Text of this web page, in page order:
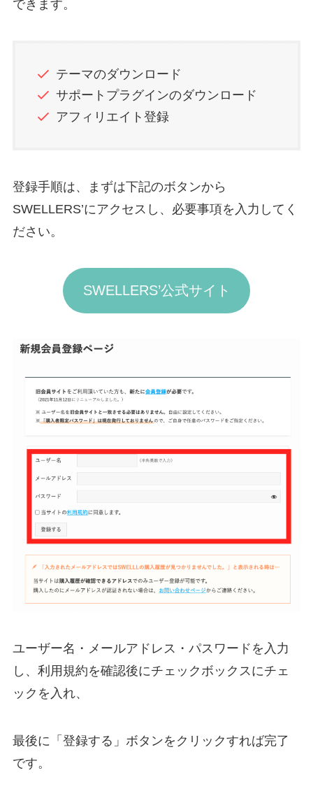
できます。
テーマのダウンロード
サポートプラグインのダウンロード
アフィリエイト登録
登録手順は、まずは下記のボタンから
SWELLERS’にアクセスし、必要事項を入力してく
ださい。
SWELLERS’公式サイト
ユーザー名・メールアドレス・パスワードを入力
し、利用規約を確認後にチェックボックスにチェ
ックを入れ、
最後に「登録する」ボタンをクリックすれば完了
です。